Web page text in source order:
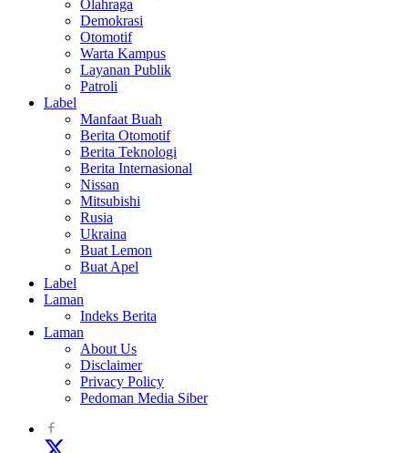
Olahraga
Demokrasi
Otomotif
Warta Kampus
Layanan Publik
Patroli
Label
Manfaat Buah
Berita Otomotif
Berita Teknologi
Berita Internasional
Nissan
Mitsubishi
Rusia
Ukraina
Buat Lemon
Buat Apel
Label
Laman
Indeks Berita
Laman
About Us
Disclaimer
Privacy Policy
Pedoman Media Siber